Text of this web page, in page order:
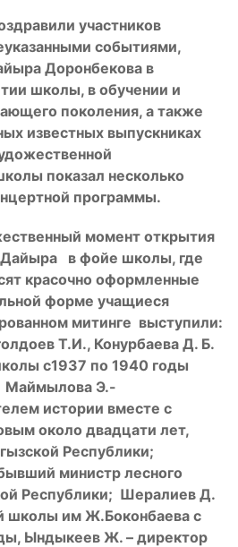
участников
событиями,
Доронбекова в
школы, в обучении и
поколения, а также
известных выпускниках
показал несколько
программы.
момент открытия
в фойе школы, где
красочно оформленные
форме учащиеся
митинге выступили:
Т.И., Конурбаева Д. Б.
с1937 по 1940 годы
Маймылова Э.-
истории вместе с
около двадцати лет,
Республики;
министр лесного
Республики; Шералиев Д.
школы им Ж.Боконбаева с
Ындыкеев Ж. – директор